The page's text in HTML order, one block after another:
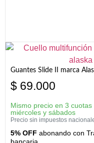
Guantes Slide II marca
$ 69.000
Mismo precio en 3 cuotas
miércoles y sábados
Precio sin impuestos
5% OFF abonando con